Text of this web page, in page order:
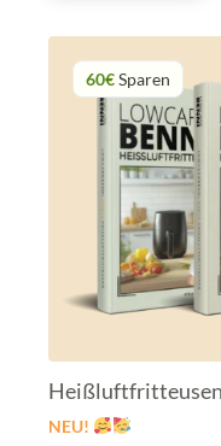
60€Sparen
NEU!